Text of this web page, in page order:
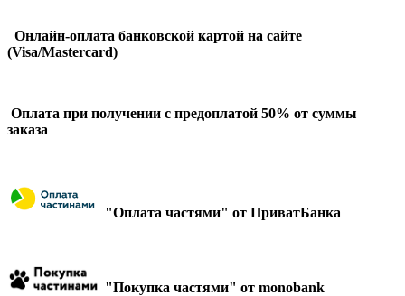
Онлайн-оплата банковской картой на сайте
(Visa/Mastercard)
Оплата при получении с предоплатой 50% от суммы
заказа
"Оплата частями" от ПриватБанка
"Покупка частями" от monobank